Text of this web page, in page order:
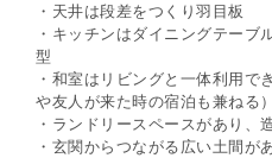
・天井は段差をつくり羽目板
・キッチンはダイニングテーブ
型
・和室はリビングと一体利用で
や友人が来た時の宿泊も兼ねる）
・ランドリースペースがあり、
・玄関からつながる広い土間が